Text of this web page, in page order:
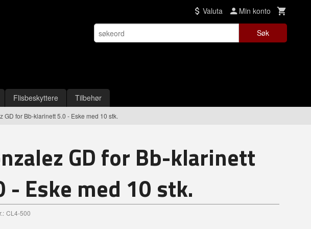
Valuta Min konto
Søk
Flisbeskyttere Tilbehør
GD for Bb-klarinett 5.0 - Eske med 10 stk.
GD for Bb-klarinett
- Eske med 10 stk.
CL4-500